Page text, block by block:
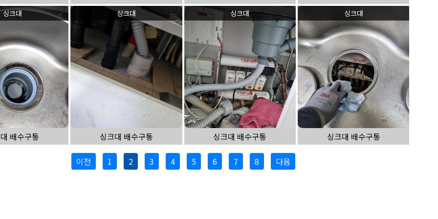
싱크대
배수구통
싱크대
싱크대 배수구통
싱크대
싱크대 배수구통
싱크대
싱크대 배수구통
이전 1 2 3 4 5 6 7 8 다음